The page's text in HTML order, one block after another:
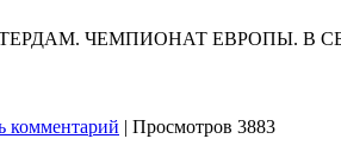
ЧЕМПИОНАТ ЕВРОПЫ. В
комментарий | Просмотров 3883